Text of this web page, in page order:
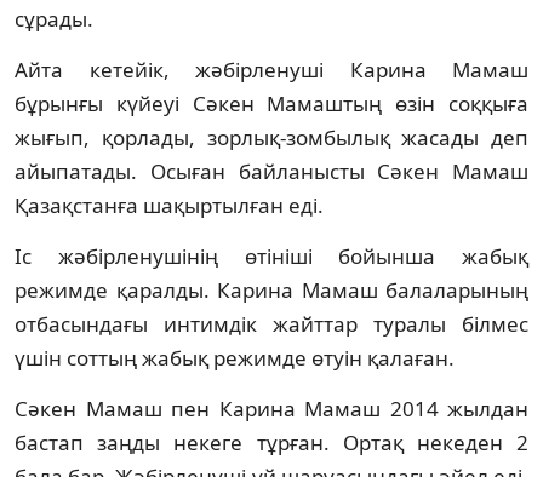
сұрады.
Айта кетейік, жәбірленуші Карина Мамаш
бұрынғы күйеуі Сәкен Мамаштың өзін соққыға
жығып, қорлады, зорлық-зомбылық жасады деп
айыпатады. Осыған байланысты Сәкен Мамаш
Қазақстанға шақыртылған еді.
Іс жәбірленушінің өтініші бойынша жабық
режимде қаралды. Карина Мамаш балаларының
отбасындағы интимдік жайттар туралы білмес
үшін соттың жабық режимде өтуін қалаған.
Сәкен Мамаш пен Карина Мамаш 2014 жылдан
бастап заңды некеге тұрған. Ортақ некеден 2